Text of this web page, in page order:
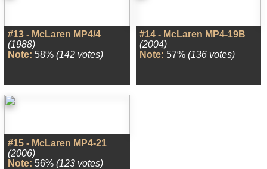
#13 - McLaren MP4/4
(1988)
Note: 58% (142 votes)
#14 - McLaren MP4-19B
(2004)
Note: 57% (136 votes)
#15 - McLaren MP4-21
(2006)
Note: 56% (123 votes)